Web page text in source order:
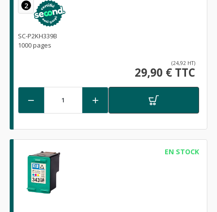
2
SC-P2KH339B
1000 pages
(24,92 HT)
29,90 € TTC
 
EN STOCK